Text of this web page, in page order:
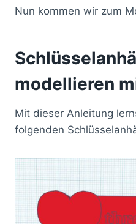
Nun kommen wir zum
modellieren
Mit dieser Anleitung
folgenden